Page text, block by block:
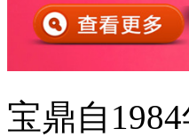
宝鼎自